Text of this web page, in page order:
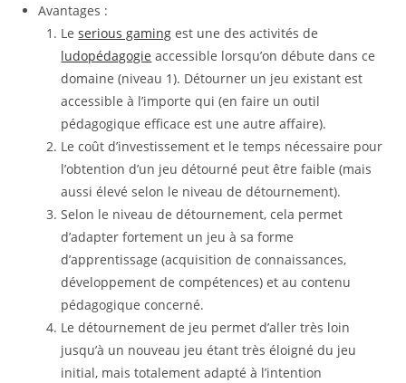
Avantages :
Leserious gaming est une des activités de
ludopédagogie accessible lorsqu’on débute dans ce
domaine (niveau 1). Détourner un jeu existant est
accessible à l’importe qui (en faire un outil
pédagogique efficace est une autre affaire).
Le coût d’investissement et le temps nécessaire pour
l’obtention d’un jeu détourné peut être faible (mais
aussi élevé selon le niveau de détournement).
Selon le niveau de détournement, cela permet
d’adapter fortement un jeu à sa forme
d’apprentissage (acquisition de connaissances,
développement de compétences) et au contenu
pédagogique concerné.
Le détournement de jeu permet d’aller très loin
jusqu’à un nouveau jeu étant très éloigné du jeu
initial, mais totalement adapté à l’intention